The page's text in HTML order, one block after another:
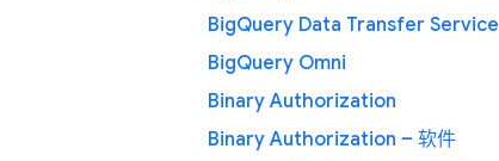
BigQuery Data Transfer Service
BigQuery Omni
Binary Authorization
Binary Authorization – 软件